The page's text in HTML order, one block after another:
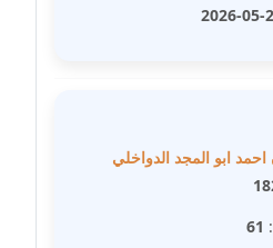
احمد ابو المجد الدواخلي
61